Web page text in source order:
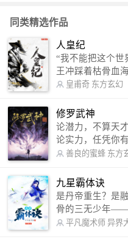
同类精选作品
人皇纪
“我不能把这个世界
王冲踩着枯骨血
倒，扶大厦之将倾
微博：皇甫奇（
87） QQ交流群：320238210【普通群】 574501330
【
皇甫奇 东方玄幻
修罗武神
论潜力，不算天
论实力，任凭你
军。 我是谁？天下众生视我为修罗，却不知，我以
信公众号：善良
善良的蜜蜂 东方
九星霸体诀
是丹帝重生？是
骨的三无少年——
术，修行神秘功
平凡魔术师 异界